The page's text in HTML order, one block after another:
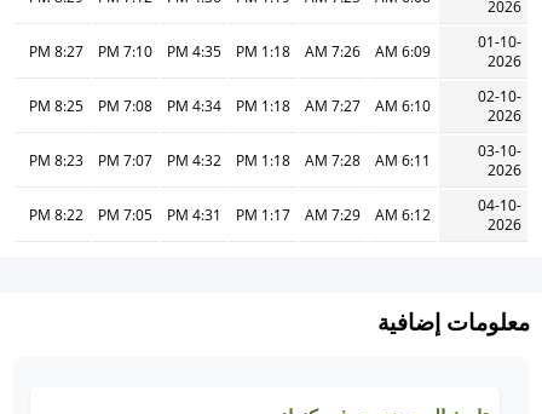
2026
01-10-
2026
6:09 AM
7:26 AM
1:18 PM
4:35 PM
7:10 PM
8:27 PM
02-10-
2026
6:10 AM
7:27 AM
1:18 PM
4:34 PM
7:08 PM
8:25 PM
03-10-
2026
6:11 AM
7:28 AM
1:18 PM
4:32 PM
7:07 PM
8:23 PM
04-10-
2026
6:12 AM
7:29 AM
1:17 PM
4:31 PM
7:05 PM
8:22 PM
معلومات إضافية